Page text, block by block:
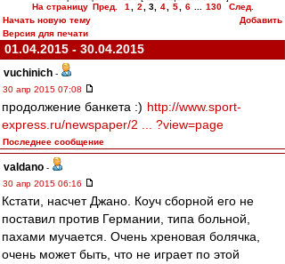
На страницу Пред. 1 2 3, 4 5 6 130
След.
Начать новую тему
Добавить
Версия для печати
01.04.2015 - 30.04.2015
vuchinich -
30 апр 2015 07:08
продолжение банкета :) http://www.sport-
express.ru/newspaper/2 ... ?view=page
Последнее сообщение
valdano -
30 апр 2015 06:16
Кстати, насчет Джано. Коуч сборной его не
поставил против Германии, типа больной,
пахами мучается. Очень хреновая болячка,
очень может быть, что не играет по этой